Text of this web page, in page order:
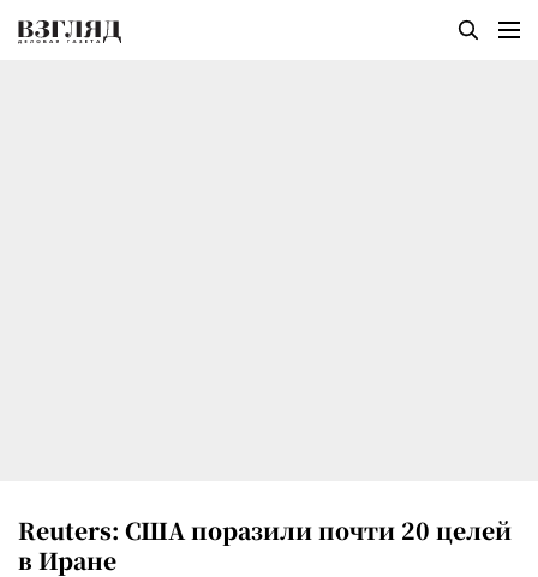
Reuters: США поразили почти 20 целей
в Иране